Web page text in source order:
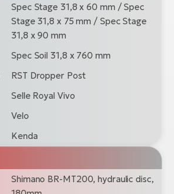
Spec Stage 31,8 x 60 mm / Spec
Stage 31,8 x 75 mm / Spec Stage
31,8 x 90 mm
Spec Soil 31,8 x 760 mm
RST Dropper Post
Selle Royal Vivo
Velo
Kenda
Shimano BR-MT200, hydraulic disc,